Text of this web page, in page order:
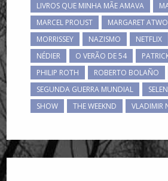
LIVROS QUE MINHA MÃE AMAVA
MARCEL PROUST
MARGARET
MORRISSEY
NAZISMO NETFLIX
NÉDIER
O VERÃO DE 54
PHILIP ROTH
ROBERTO BOLAÑO
SEGUNDA GUERRA MUNDIAL
SHOW
THE WEEKND VLADIMIR